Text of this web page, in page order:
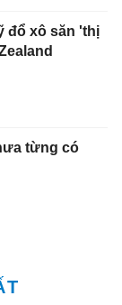
đổ xô săn 'thị
từng có